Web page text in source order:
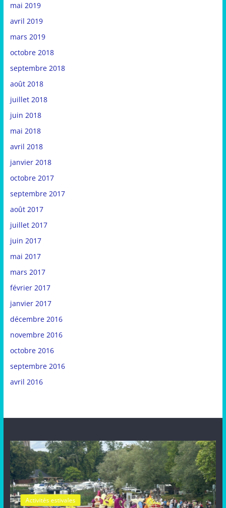
mai 2019
avril 2019
mars 2019
octobre 2018
septembre 2018
août 2018
juillet 2018
juin 2018
mai 2018
avril 2018
janvier 2018
octobre 2017
septembre 2017
août 2017
juillet 2017
juin 2017
mai 2017
mars 2017
février 2017
janvier 2017
décembre 2016
novembre 2016
octobre 2016
septembre 2016
avril 2016
Activités estivales